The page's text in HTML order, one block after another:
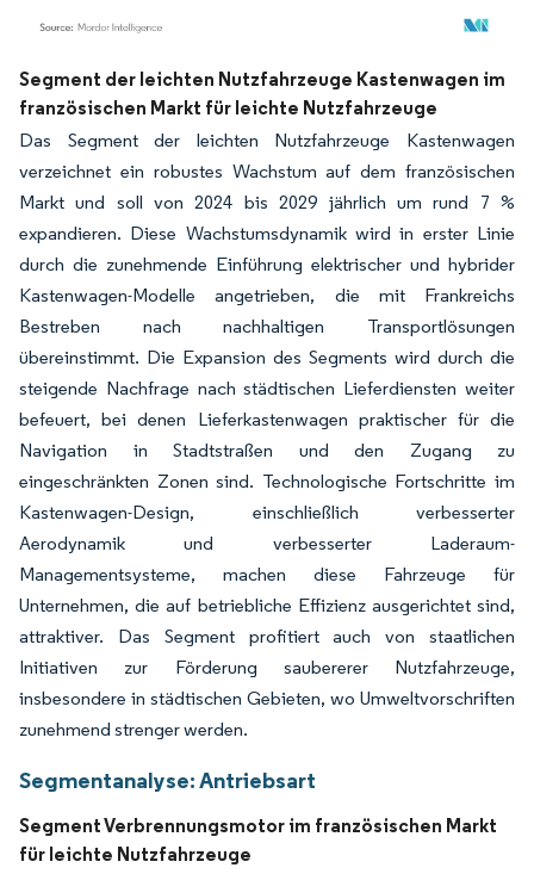
Bild © Mordor Intelligence. Wiederverwendung erfordert Namensnennung gemäß
Segment der leichten Nutzfahrzeuge Kastenwagen im
französischen Markt für leichte Nutzfahrzeuge
Das Segment der leichten Nutzfahrzeuge Kastenwagen
verzeichnet ein robustes Wachstum auf dem französischen
Markt und soll von 2024 bis 2029 jährlich um rund 7 %
expandieren. Diese Wachstumsdynamik wird in erster Linie
durch die zunehmende Einführung elektrischer und hybrider
Kastenwagen-Modelle angetrieben, die mit Frankreichs
Bestreben nach nachhaltigen Transportlösungen
übereinstimmt. Die Expansion des Segments wird durch die
steigende Nachfrage nach städtischen Lieferdiensten weiter
befeuert, bei denen Lieferkastenwagen praktischer für die
Navigation in Stadtstraßen und den Zugang zu
eingeschränkten Zonen sind. Technologische Fortschritte im
Kastenwagen-Design, einschließlich verbesserter
Aerodynamik und verbesserter Laderaum-
Managementsysteme, machen diese Fahrzeuge für
Unternehmen, die auf betriebliche Effizienz ausgerichtet sind,
attraktiver. Das Segment profitiert auch von staatlichen
Initiativen zur Förderung saubererer Nutzfahrzeuge,
insbesondere in städtischen Gebieten, wo Umweltvorschriften
zunehmend strenger werden.
Segmentanalyse: Antriebsart
Segment Verbrennungsmotor im französischen Markt
für leichte Nutzfahrzeuge